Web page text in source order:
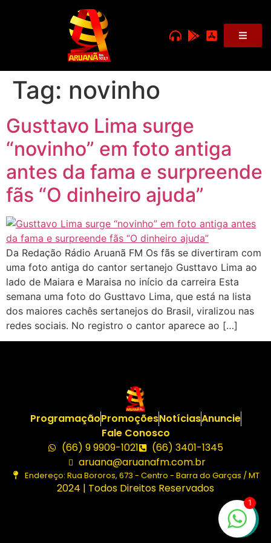
Tag: novinho
Gusttavo Lima surge
“novinho” em foto antiga
antes da fama e surpreende
fãs “O dinheiro ajuda”
Da Redação Rádio Aruanã FM Os fãs se divertiram com
uma foto antiga do cantor sertanejo Gusttavo Lima ao
lado de Maiara e Maraisa no início da carreira Esta
semana uma foto do Gusttavo Lima, que está na lista
dos maiores cachês sertanejos do Brasil, viralizou nas
redes sociais. No registro o cantor aparece ao […]
ProgramaçãoPromoçõesNotíciasAnuncie
Fale Conosco
(66) 9 9909-1021
(66) 3401-1345
aruana@aruanafm.com.br
Endereço: Rua Bororos, 673 - Centro - Barra do Garças / MT
2024 | Todos Direitos Reservados
1